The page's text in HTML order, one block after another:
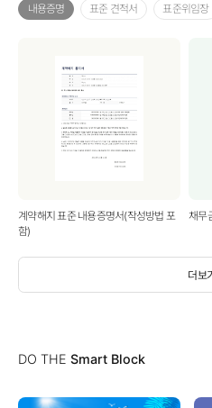
더보기
내용증명 표준 견적서 표준위임장
계약해지 표준 내용증명서(작성방법 포
함)
채무
DO THE Smart Block